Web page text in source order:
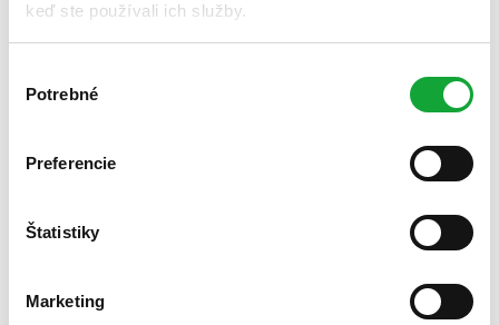
keď ste používali ich služby.
súhlasu
Potrebné
Preferencie
Štatistiky
Marketing